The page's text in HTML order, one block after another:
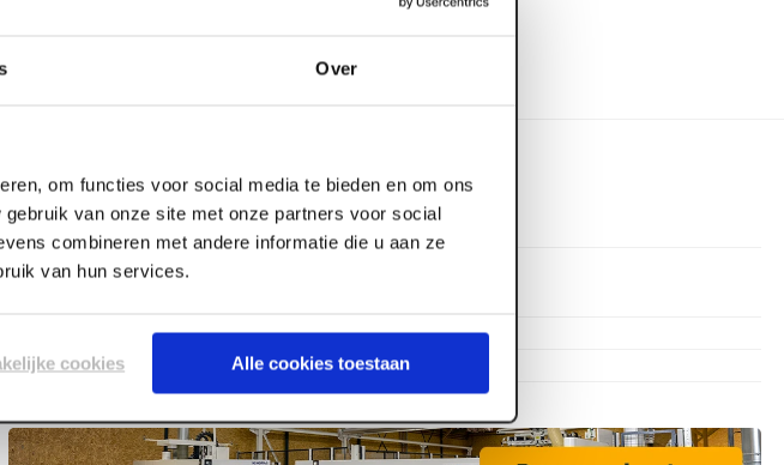
Over
om functies voor social media te bieden en om ons
van onze site met onze partners voor social
combineren met andere informatie die u aan ze
van hun services.
cookies Alle cookies toestaan
Specificaties
600 mm
Dikte
20 mm